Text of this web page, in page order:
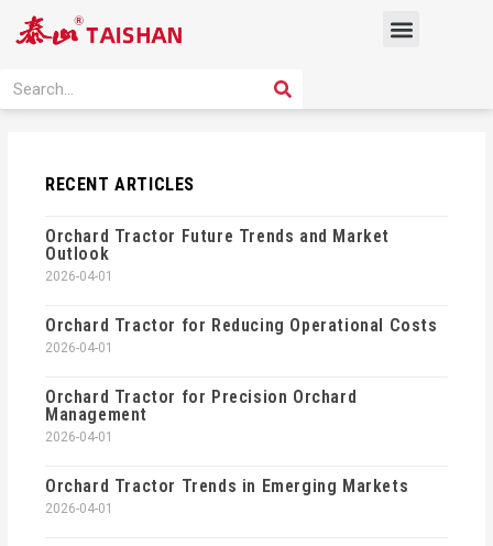
Menu
Search SEARCH
RECENT ARTICLES
Orchard Tractor Future Trends and Market
Outlook
2026-04-01
Orchard Tractor for Reducing Operational Costs
2026-04-01
Orchard Tractor for Precision Orchard
Management
2026-04-01
Orchard Tractor Trends in Emerging Markets
2026-04-01